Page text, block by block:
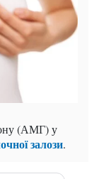
(АМГ) у
залози.